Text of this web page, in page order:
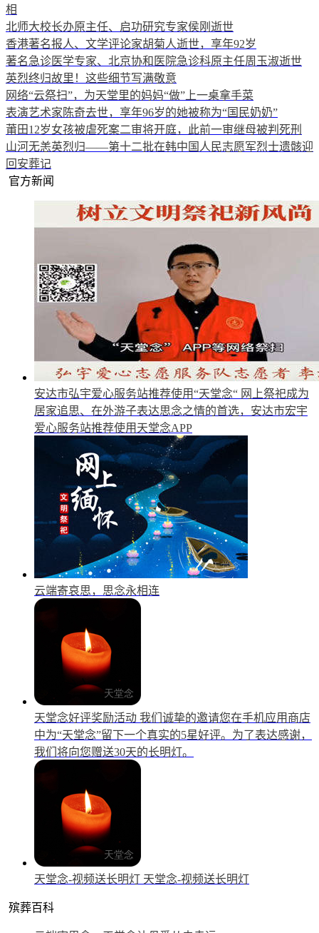
相
北师大校长办原主任、启功研究专家侯刚逝世
香港著名报人、文学评论家胡菊人逝世，享年92岁
著名急诊医学专家、北京协和医院急诊科原主任周玉淑逝世
英烈终归故里！这些细节写满敬意
网络“云祭扫”，为天堂里的妈妈“做”上一桌拿手菜
表演艺术家陈奇去世，享年96岁的她被称为“国民奶奶”
莆田12岁女孩被虐死案二审将开庭，此前一审继母被判死刑
山河无恙英烈归——第十二批在韩中国人民志愿军烈士遗骸迎
回安葬记
官方新闻
安达市弘宇爱心服务站推荐使用“天堂念“ 网上祭祀成为
居家追思、在外游子表达思念之情的首选，安达市宏宇
爱心服务站推荐使用天堂念APP
云端寄哀思，思念永相连
天堂念好评奖励活动 我们诚挚的邀请您在手机应用商店
中为“天堂念”留下一个真实的5星好评。为了表达感谢，
我们将向您赠送30天的长明灯。
天堂念-视频送长明灯 天堂念-视频送长明灯
殡葬百科